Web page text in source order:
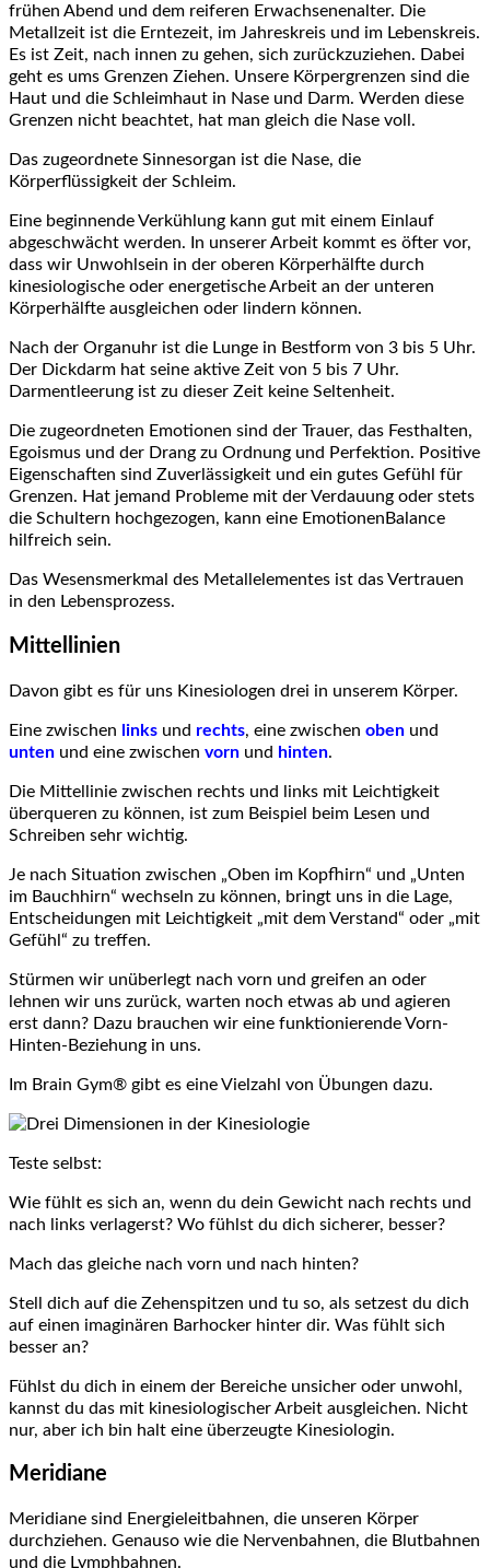
frühen Abend und dem reiferen Erwachsenenalter. Die
Metallzeit ist die Erntezeit, im Jahreskreis und im Lebenskreis.
Es ist Zeit, nach innen zu gehen, sich zurückzuziehen. Dabei
geht es ums Grenzen Ziehen. Unsere Körpergrenzen sind die
Haut und die Schleimhaut in Nase und Darm. Werden diese
Grenzen nicht beachtet, hat man gleich die Nase voll.
Das zugeordnete Sinnesorgan ist die Nase, die
Körperflüssigkeit der Schleim.
Eine beginnende Verkühlung kann gut mit einem Einlauf
abgeschwächt werden. In unserer Arbeit kommt es öfter vor,
dass wir Unwohlsein in der oberen Körperhälfte durch
kinesiologische oder energetische Arbeit an der unteren
Körperhälfte ausgleichen oder lindern können.
Nach der Organuhr ist die Lunge in Bestform von 3 bis 5 Uhr.
Der Dickdarm hat seine aktive Zeit von 5 bis 7 Uhr.
Darmentleerung ist zu dieser Zeit keine Seltenheit.
Die zugeordneten Emotionen sind der Trauer, das Festhalten,
Egoismus und der Drang zu Ordnung und Perfektion. Positive
Eigenschaften sind Zuverlässigkeit und ein gutes Gefühl für
Grenzen. Hat jemand Probleme mit der Verdauung oder stets
die Schultern hochgezogen, kann eine EmotionenBalance
hilfreich sein.
Das Wesensmerkmal des Metallelementes ist das Vertrauen
in den Lebensprozess.
Mittellinien
Davon gibt es für uns Kinesiologen drei in unserem Körper.
Eine zwischen links und rechts, eine zwischen oben und
unten und eine zwischen vorn und hinten.
Die Mittellinie zwischen rechts und links mit Leichtigkeit
überqueren zu können, ist zum Beispiel beim Lesen und
Schreiben sehr wichtig.
Je nach Situation zwischen „Oben im Kopfhirn“ und „Unten
im Bauchhirn“ wechseln zu können, bringt uns in die Lage,
Entscheidungen mit Leichtigkeit „mit dem Verstand“ oder „mit
Gefühl“ zu treffen.
Stürmen wir unüberlegt nach vorn und greifen an oder
lehnen wir uns zurück, warten noch etwas ab und agieren
erst dann? Dazu brauchen wir eine funktionierende Vorn-
Hinten-Beziehung in uns.
Im Brain Gym® gibt es eine Vielzahl von Übungen dazu.
Teste selbst:
Wie fühlt es sich an, wenn du dein Gewicht nach rechts und
nach links verlagerst? Wo fühlst du dich sicherer, besser?
Mach das gleiche nach vorn und nach hinten?
Stell dich auf die Zehenspitzen und tu so, als setzest du dich
auf einen imaginären Barhocker hinter dir. Was fühlt sich
besser an?
Fühlst du dich in einem der Bereiche unsicher oder unwohl,
kannst du das mit kinesiologischer Arbeit ausgleichen. Nicht
nur, aber ich bin halt eine überzeugte Kinesiologin.
Meridiane
Meridiane sind Energieleitbahnen, die unseren Körper
durchziehen. Genauso wie die Nervenbahnen, die Blutbahnen
und die Lymphbahnen.